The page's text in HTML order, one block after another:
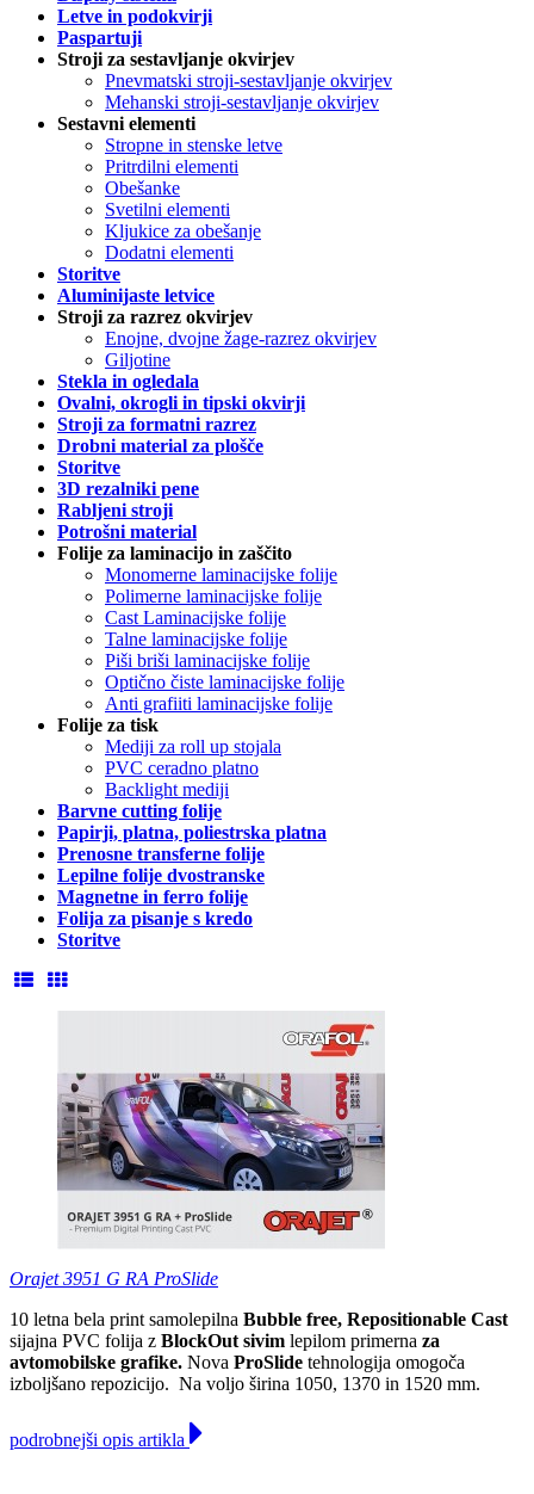
Letve in podokvirji
Paspartuji
Stroji za sestavljanje okvirjev
Pnevmatski stroji-sestavljanje okvirjev
Mehanski stroji-sestavljanje okvirjev
Sestavni elementi
Stropne in stenske letve
Pritrdilni elementi
Obešanke
Svetilni elementi
Kljukice za obešanje
Dodatni elementi
Storitve
Aluminijaste letvice
Stroji za razrez okvirjev
Enojne, dvojne žage-razrez okvirjev
Giljotine
Stekla in ogledala
Ovalni, okrogli in tipski okvirji
Stroji za formatni razrez
Drobni material za plošče
Storitve
3D rezalniki pene
Rabljeni stroji
Potrošni material
Folije za laminacijo in zaščito
Monomerne laminacijske folije
Polimerne laminacijske folije
Cast Laminacijske folije
Talne laminacijske folije
Piši briši laminacijske folije
Optično čiste laminacijske folije
Anti grafiiti laminacijske folije
Folije za tisk
Mediji za roll up stojala
PVC ceradno platno
Backlight mediji
Barvne cutting folije
Papirji, platna, poliestrska platna
Prenosne transferne folije
Lepilne folije dvostranske
Magnetne in ferro folije
Folija za pisanje s kredo
Storitve
Orajet 3951 G RA ProSlide
10 letna bela print samolepilna Bubble free, Repositionable Cast
sijajna PVC folija z BlockOut sivim lepilom primerna za
avtomobilske grafike. Nova ProSlide tehnologija omogoča
izboljšano repozicijo. Na voljo širina 1050, 1370 in 1520 mm.
podrobnejši opis artikla